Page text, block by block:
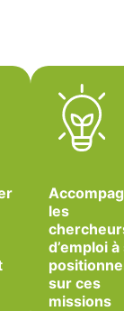
les
d’emploi à
sur ces
missions